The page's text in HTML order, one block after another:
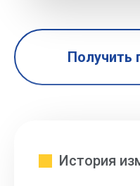
Получить
История